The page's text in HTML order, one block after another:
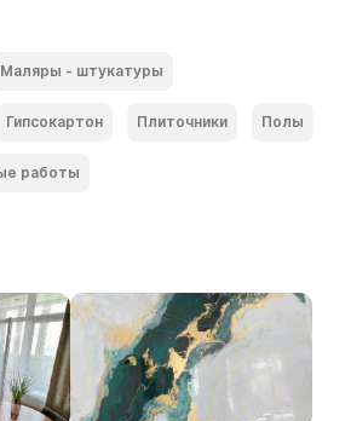
Маляры - штукатуры
Гипсокартон Плиточники Полы
работы